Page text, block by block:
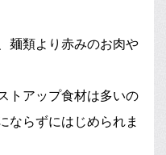
麺類より赤みのお肉や
トアップ食材は多いの
ならずにはじめられま